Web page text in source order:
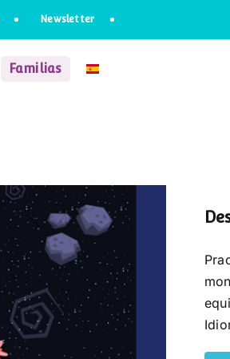
Newsletter
Familias